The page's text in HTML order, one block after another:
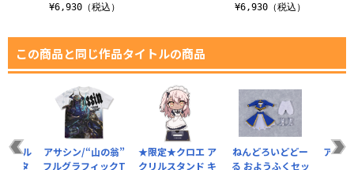
¥6,930（税込）
¥6,930（税込）
この商品と同じ作品タイトルの商品
★限定★クロエ ア
クリルスタンド キ
ねんどろいどどー
る おようふくセッ
アル
/アル
スタ
アサシン/“山の翁”
フルグラフィックT